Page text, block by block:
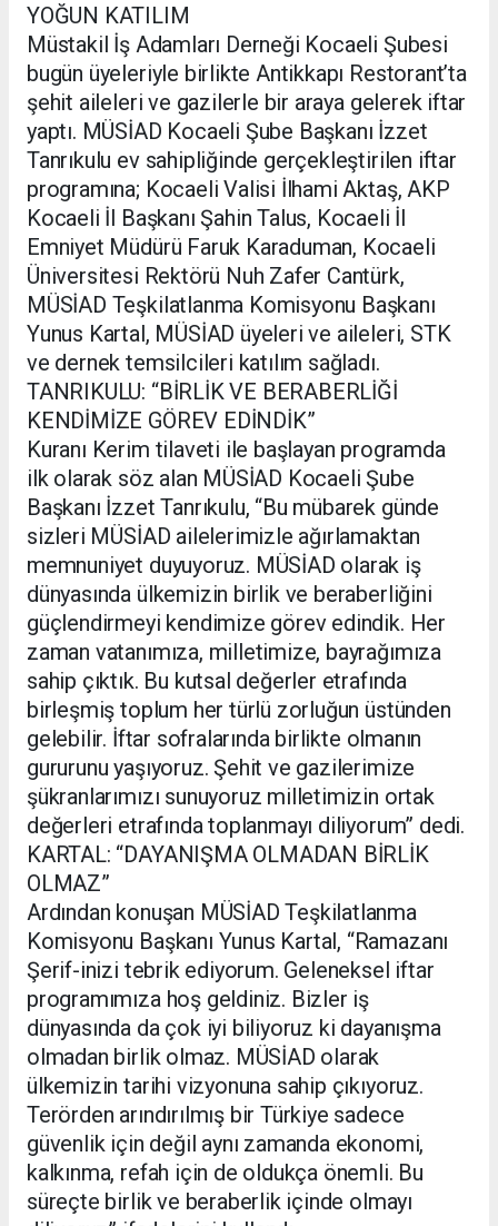
YOĞUN KATILIM
Müstakil İş Adamları Derneği Kocaeli Şubesi
bugün üyeleriyle birlikte Antikkapı Restorant’ta
şehit aileleri ve gazilerle bir araya gelerek iftar
yaptı. MÜSİAD Kocaeli Şube Başkanı İzzet
Tanrıkulu ev sahipliğinde gerçekleştirilen iftar
programına; Kocaeli Valisi İlhami Aktaş, AKP
Kocaeli İl Başkanı Şahin Talus, Kocaeli İl
Emniyet Müdürü Faruk Karaduman, Kocaeli
Üniversitesi Rektörü Nuh Zafer Cantürk,
MÜSİAD Teşkilatlanma Komisyonu Başkanı
Yunus Kartal, MÜSİAD üyeleri ve aileleri, STK
ve dernek temsilcileri katılım sağladı.
TANRIKULU: “BİRLİK VE BERABERLİĞİ
KENDİMİZE GÖREV EDİNDİK”
Kuranı Kerim tilaveti ile başlayan programda
ilk olarak söz alan MÜSİAD Kocaeli Şube
Başkanı İzzet Tanrıkulu, “Bu mübarek günde
sizleri MÜSİAD ailelerimizle ağırlamaktan
memnuniyet duyuyoruz. MÜSİAD olarak iş
dünyasında ülkemizin birlik ve beraberliğini
güçlendirmeyi kendimize görev edindik. Her
zaman vatanımıza, milletimize, bayrağımıza
sahip çıktık. Bu kutsal değerler etrafında
birleşmiş toplum her türlü zorluğun üstünden
gelebilir. İftar sofralarında birlikte olmanın
gururunu yaşıyoruz. Şehit ve gazilerimize
şükranlarımızı sunuyoruz milletimizin ortak
değerleri etrafında toplanmayı diliyorum” dedi.
KARTAL: “DAYANIŞMA OLMADAN BİRLİK
OLMAZ”
Ardından konuşan MÜSİAD Teşkilatlanma
Komisyonu Başkanı Yunus Kartal, “Ramazanı
Şerif-inizi tebrik ediyorum. Geleneksel iftar
programımıza hoş geldiniz. Bizler iş
dünyasında da çok iyi biliyoruz ki dayanışma
olmadan birlik olmaz. MÜSİAD olarak
ülkemizin tarihi vizyonuna sahip çıkıyoruz.
Terörden arındırılmış bir Türkiye sadece
güvenlik için değil aynı zamanda ekonomi,
kalkınma, refah için de oldukça önemli. Bu
süreçte birlik ve beraberlik içinde olmayı